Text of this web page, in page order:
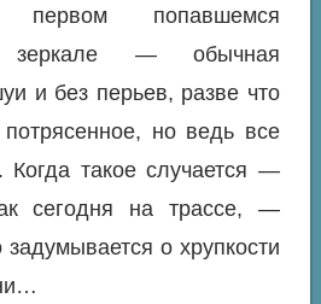
попавшемся
зеркале — обычная
и без перьев, разве что
но ведь все
Когда такое случается —
сегодня на трассе, —
о хрупкости